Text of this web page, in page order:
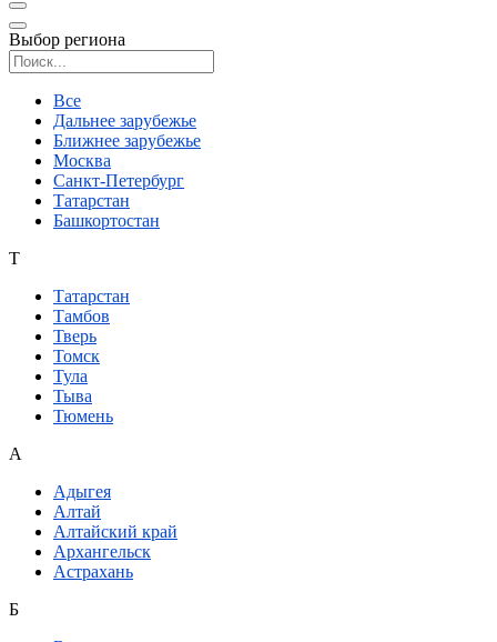
Выбор региона
Все
Дальнее зарубежье
Ближнее зарубежье
Москва
Санкт-Петербург
Татарстан
Башкортостан
Т
Татарстан
Тамбов
Тверь
Томск
Тула
Тыва
Тюмень
А
Адыгея
Алтай
Алтайский край
Архангельск
Астрахань
Б